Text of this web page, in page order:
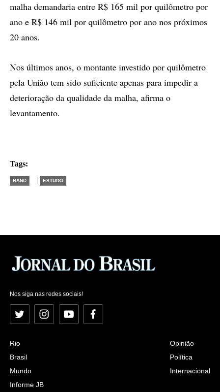
malha demandaria entre R$ 165 mil por quilômetro por
ano e R$ 146 mil por quilômetro por ano nos próximos
20 anos.
Nos últimos anos, o montante investido por quilômetro
pela União tem sido suficiente apenas para impedir a
deterioração da qualidade da malha, afirma o
levantamento.
Tags:
BAND | ESTUDO
Nos siga nas redes sociais!
Twitter InstagramYouTubeFacebook
Rio
Brasil
Mundo
Informe JB
Opinião
Política
Internacional